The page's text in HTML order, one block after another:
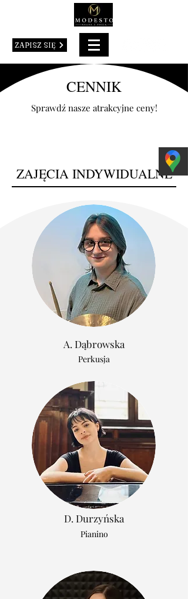
ZAPISZ SIĘ
CENNIK
Sprawdź nasze atrakcyjne ceny!
ZAJĘCIA INDYWIDUALNE
A. Dąbrowska
Perkusja
D. Durzyńska
Pianino